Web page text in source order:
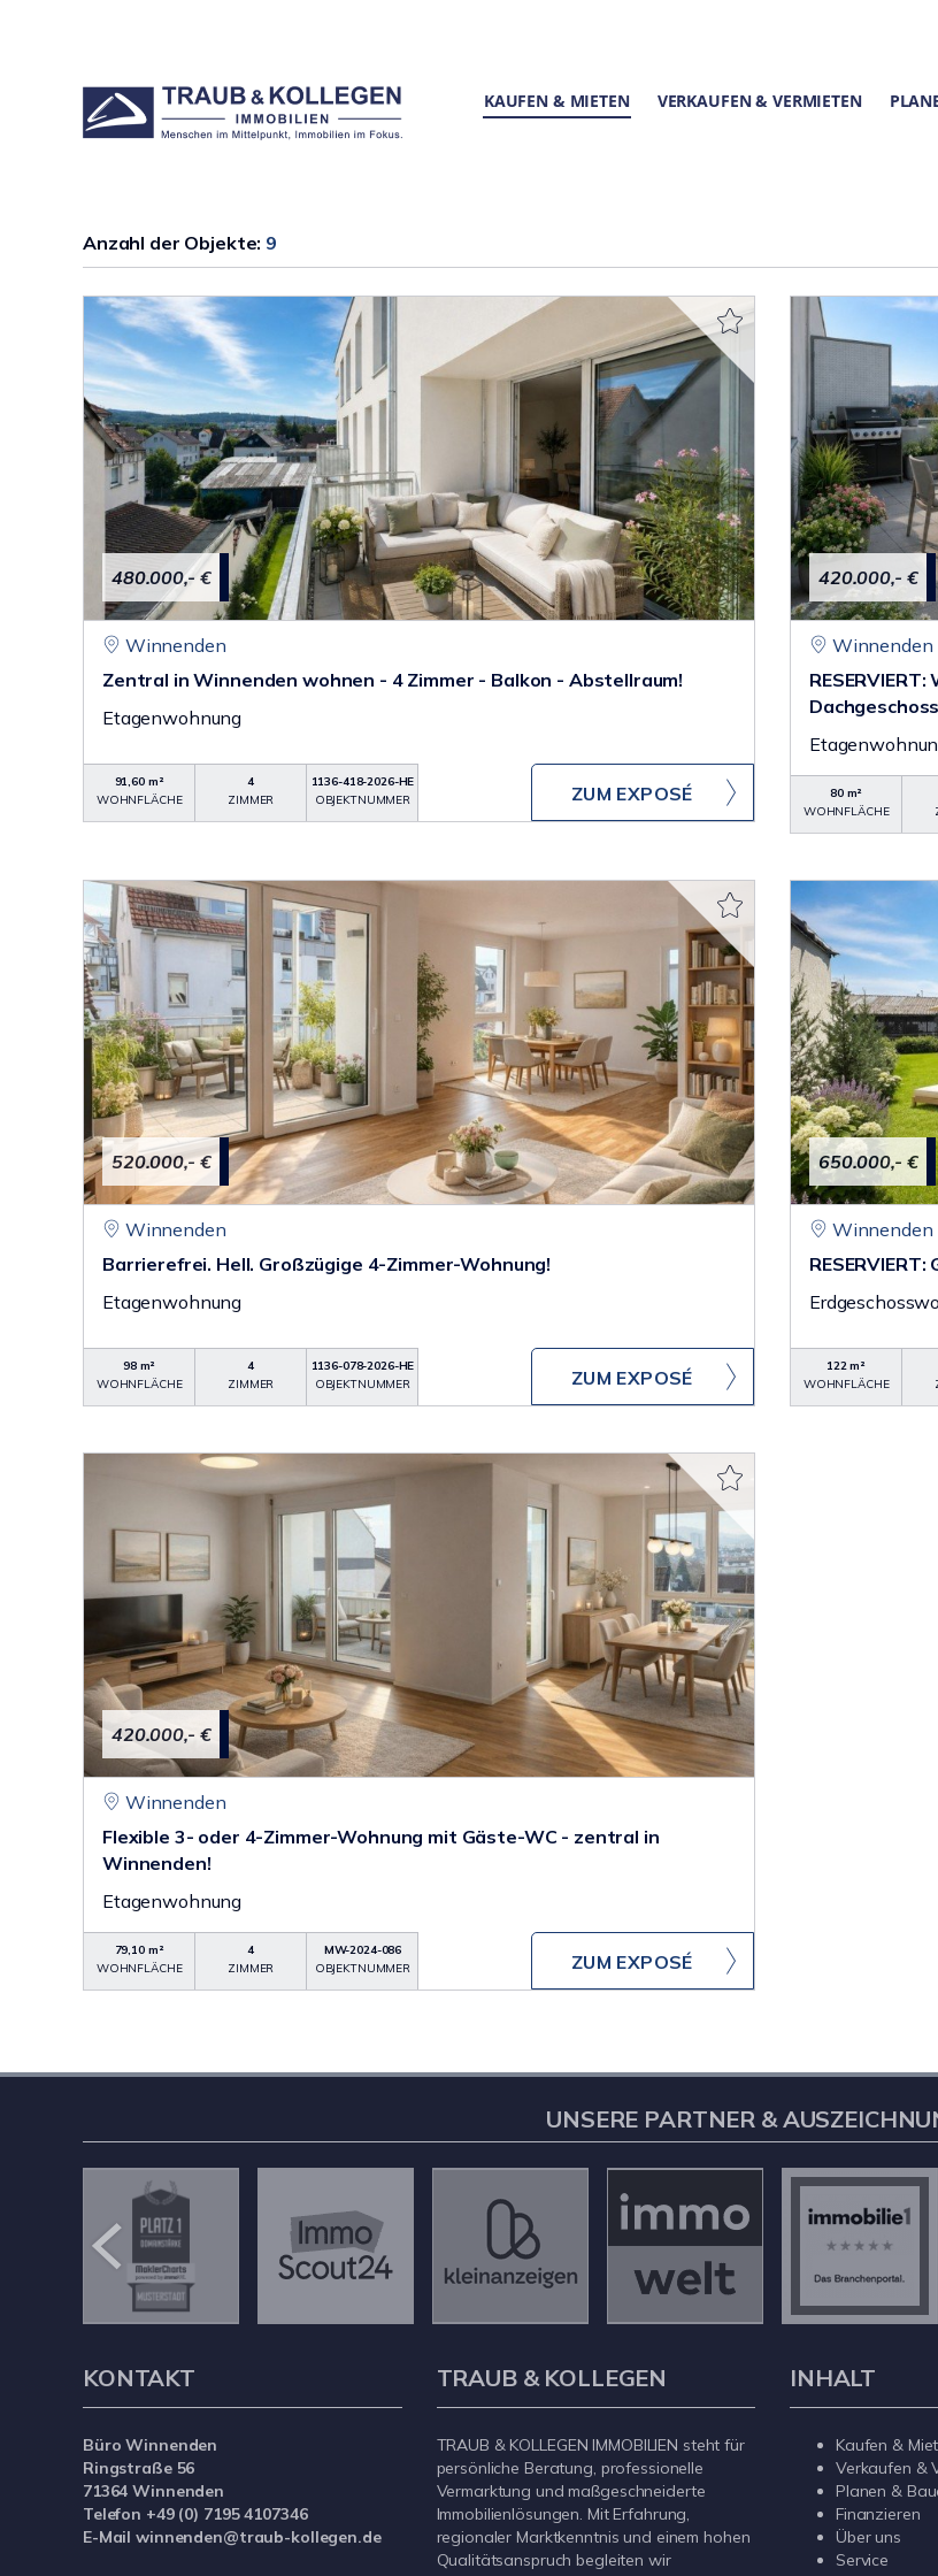
KAUFEN & MIETEN VERKAUFEN & VERMIETEN
Anzahl der Objekte: 9
480.000,- €
Winnenden
Zentral in Winnenden wohnen - 4 Zimmer - Balkon - Abstellraum!
Etagenwohnung
91,60 m²
WOHNFLÄCHE
4
ZIMMER
1136-418-2026-HE
OBJEKTNUMMER
ZUM EXPOSÉ
420.000,- €
Winnenden
80 m²
WOHNFLÄCHE
520.000,- €
Winnenden
Barrierefrei. Hell. Großzügige 4-Zimmer-Wohnung!
Etagenwohnung
98 m²
WOHNFLÄCHE
4
ZIMMER
1136-078-2026-HE
OBJEKTNUMMER
ZUM EXPOSÉ
650.000,- €
Winnenden
122 m²
WOHNFLÄCHE
420.000,- €
Winnenden
Flexible 3- oder 4-Zimmer-Wohnung mit Gäste-WC - zentral in
Winnenden!
Etagenwohnung
79,10 m²
WOHNFLÄCHE
4
ZIMMER
MW-2024-086
OBJEKTNUMMER
ZUM EXPOSÉ
UNSERE PARTNER &
KONTAKT
Büro Winnenden
Ringstraße 56
71364 Winnenden
Telefon +49 (0) 7195 4107346
E-Mail winnenden@traub-kollegen.de
TRAUB & KOLLEGEN
TRAUB & KOLLEGEN IMMOBILIEN steht für
persönliche Beratung, professionelle
Vermarktung und maßgeschneiderte
Immobilienlösungen. Mit Erfahrung,
regionaler Marktkenntnis und einem hohen
Qualitätsanspruch begleiten wir
INHALT
Kaufen &
Verkaufen &
Planen &
Finanzieren
Über uns
Service